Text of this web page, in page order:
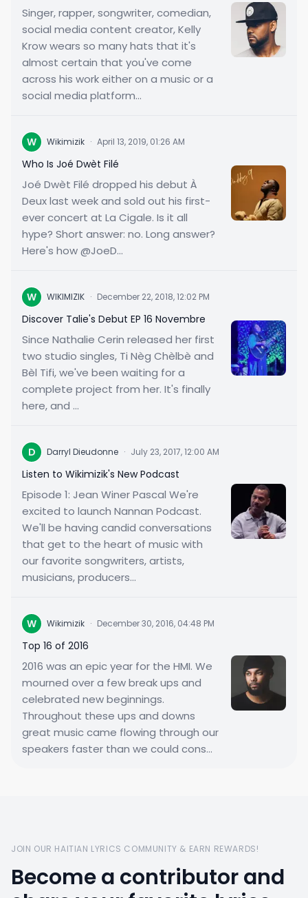
Singer, rapper, songwriter, comedian,
social media content creator, Kelly
Krow wears so many hats that it's
almost certain that you've come
across his work either on a music or a
social media platform...
W Wikimizik · April 13, 2019, 01:26 AM
Who Is Joé Dwèt Filé
Joé Dwèt Filé dropped his debut À
Deux last week and sold out his first-
ever concert at La Cigale. Is it all
hype? Short answer: no. Long answer?
Here's how @JoeD...
W WIKIMIZIK · December 22, 2018, 12:02 PM
Discover Talie's Debut EP 16 Novembre
Since Nathalie Cerin released her first
two studio singles, Ti Nèg Chèlbè and
Bèl Tifi, we've been waiting for a
complete project from her. It's finally
here, and ...
D Darryl Dieudonne · July 23, 2017, 12:00 AM
Listen to Wikimizik's New Podcast
Episode 1: Jean Winer Pascal We're
excited to launch Nannan Podcast.
We'll be having candid conversations
that get to the heart of music with
our favorite songwriters, artists,
musicians, producers...
W Wikimizik · December 30, 2016, 04:48 PM
Top 16 of 2016
2016 was an epic year for the HMI. We
mourned over a few break ups and
celebrated new beginnings.
Throughout these ups and downs
great music came flowing through our
speakers faster than we could cons...
JOIN OUR HAITIAN LYRICS COMMUNITY & EARN REWARDS!
Become a contributor and